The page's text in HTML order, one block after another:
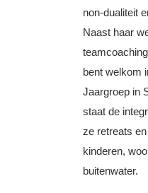
non-dualiteit
Naast haar
bent welkom
Jaargroep in
staat de
ze retreats
kinderen,
buitenwater.